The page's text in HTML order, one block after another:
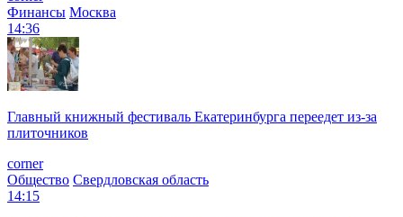
Финансы Москва
14:36
Главный книжный фестиваль Екатеринбурга переедет из-за
плиточников
corner
Общество Свердловская область
14:15